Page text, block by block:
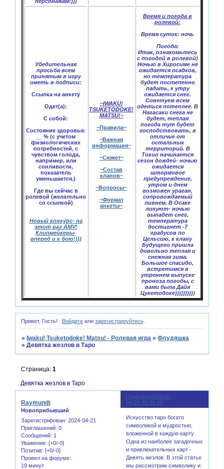
Убедительная
просьба всем
принятым в игру
иметь в подписи:
Ссылка на анкету
Одет(а):
С собой:
Состояние здоровья:
__ % (с учетом
физиологических
потребностей, с
чувством голода,
например, или
сонливости,
показатель
уменьшается.)
Где вы сейчас в
ролевой (желательно
со ссылкой)
Новый конкурс- на
этот раз AMV!
Клипмейкеры-
вперед и к бою!)))
~IWAKU!
TSUKETODOKE!
MATSU!~
~Правила~
~Важная
информация~
~Сюжет~
~Состав
кланов~
~Вопросы~
~Формат
анкеты~
Время и погода в
ролевой:
Время суток: ночь
Погода:
Итак, ознакомьтесь
с погодой в ролевой)
Ночью в Хиросиме не
ожидается осадков,
но температура
будет постепенно
падать, к утру
ожидается снег.
Советуем всем
одеться потеплее. В
Нагасаки снега не
будет, теплая
погода тут будет
господствовать, в
отличие от
остальных
территорий. В
Токио начинается
сезон дождей- ночью
ожидается
штормовое
предупреждение,
утром и днем
возможен ураган,
сопровождаемый
ливнем. В Осаке
ликуют- ночью
выпадет снег,
температура
достигнет -7
градусов по
Цельсию, к клану
Будущего пришла
довольно теплая и
снежная зима.
Большое спасибо,
встретимся в
утреннем выпуске
проноза погоды, с
вами была Дайя
Цукетодоке))))))))))
Привет, Гость! Войдитеили зарегистрируйтесь.
» Iwaku! Tsuketodoke! Matsu! - Ролевая игра »Флудяшка
»Девятка жезлов в Таро
Девятка жезлов в Таро
Страница:1
Поделиться2024-
04-21 15:36:23
Raymundt
Новоприбывший
Зарегистрирован: 2024-04-21
Приглашений: 0
Сообщений: 1
Уважение: [+0/-0]
Позитив: [+0/-0]
Провел на форуме:
19 минут
Искусство таро богато
символикой и мудростью,
вложенной в каждую карту.
Одна из наиболее загадочных
и привлекательных карт -
Девять жезлов. В этой статье
мы рассмотрим символику и